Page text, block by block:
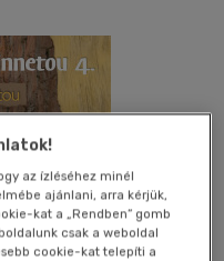
az ízléséhez minél
ajánlani, arra kérjük,
kat a „Rendben” gomb
csak a weboldal
cookie-kat telepíti a